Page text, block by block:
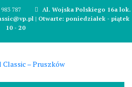
787
Al. Wojska Polskiego 16a lok.
| Otwarte: poniedziałek - piątek
10 - 20